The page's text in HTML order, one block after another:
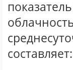
составляет: